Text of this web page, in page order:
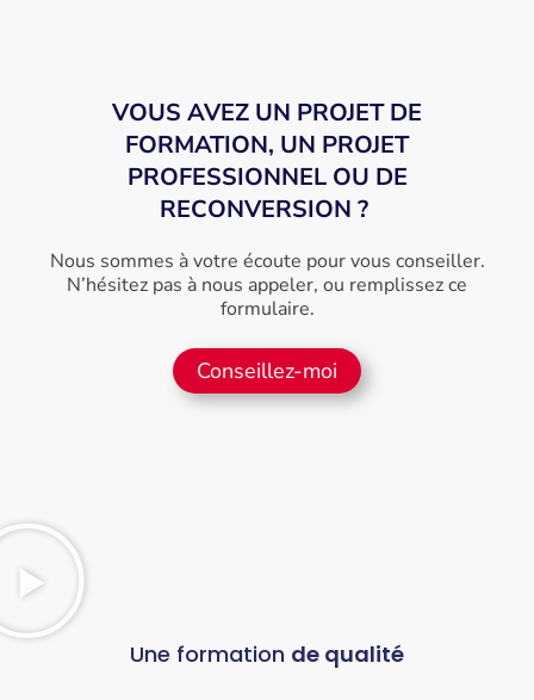
VOUS AVEZ UN PROJET DE
FORMATION, UN PROJET
PROFESSIONNEL OU DE
RECONVERSION ?
Nous sommes à votre écoute pour vous conseiller.
N’hésitez pas à nous appeler, ou remplissez ce
formulaire.
Conseillez-moi
Une formation de qualité